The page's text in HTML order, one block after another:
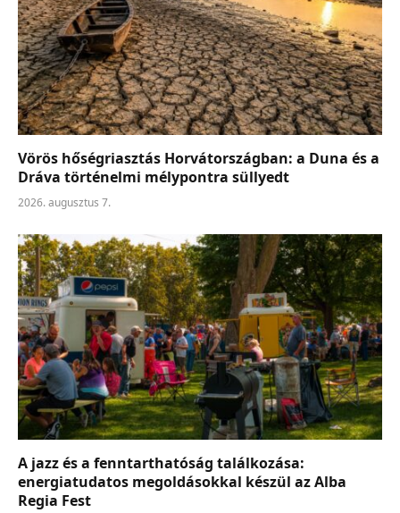
Vörös hőségriasztás Horvátországban: a Duna és a
Dráva történelmi mélypontra süllyedt
2026. augusztus 7.
A jazz és a fenntarthatóság találkozása:
energiatudatos megoldásokkal készül az Alba
Regia Fest